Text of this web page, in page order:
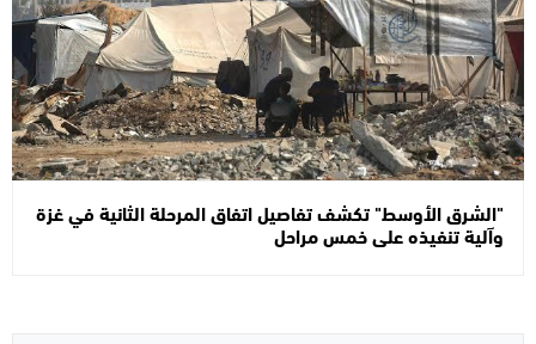
"الشرق الأوسط" تكشف تفاصيل اتفاق المرحلة الثانية في غزة
وآلية تنفيذه على خمس مراحل